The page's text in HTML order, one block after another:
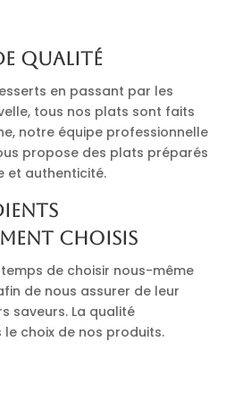
qualité
en passant par les
tous nos plats sont faits
notre équipe professionnelle
propose des plats préparés
et authenticité.
choisis
de choisir nous-même
de nous assurer de leur
saveurs. La qualité
choix de nos produits.